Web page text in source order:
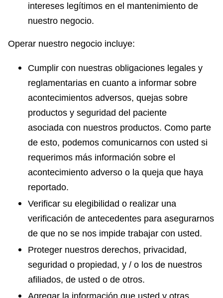
intereses legítimos en el mantenimiento de
nuestro negocio.
Operar nuestro negocio incluye:
Cumplir con nuestras obligaciones legales y
reglamentarias en cuanto a informar sobre
acontecimientos adversos, quejas sobre
productos y seguridad del paciente
asociada con nuestros productos. Como parte
de esto, podemos comunicarnos con usted si
requerimos más información sobre el
acontecimiento adverso o la queja que haya
reportado.
Verificar su elegibilidad o realizar una
verificación de antecedentes para asegurarnos
de que no se nos impide trabajar con usted.
Proteger nuestros derechos, privacidad,
seguridad o propiedad, y / o los de nuestros
afiliados, de usted o de otros.